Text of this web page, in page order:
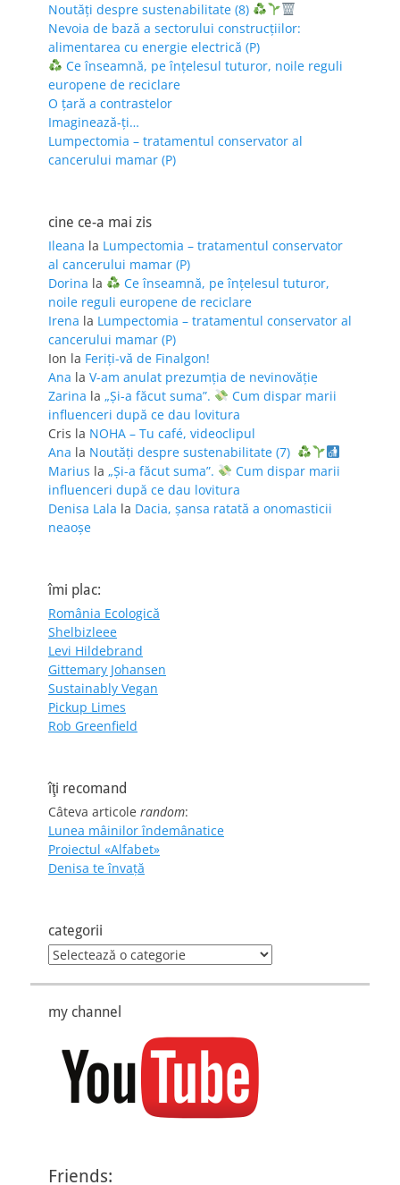
Noutăți despre sustenabilitate (8)
Nevoia de bază a sectorului construcțiilor:
alimentarea cu energie electrică (P)
Ce înseamnă, pe înțelesul tuturor, noile reguli
europene de reciclare
O țară a contrastelor
Imaginează-ți…
Lumpectomia – tratamentul conservator al
cancerului mamar (P)
cine ce-a mai zis
Ileana la Lumpectomia – tratamentul conservator
al cancerului mamar (P)
Dorina la
Ce înseamnă, pe înțelesul tuturor,
noile reguli europene de reciclare
Irena la Lumpectomia – tratamentul conservator al
cancerului mamar (P)
Ion la Feriţi-vă de Finalgon!
Ana la V-am anulat prezumția de nevinovăție
Zarina la „Și-a făcut suma”.
Cum dispar marii
influenceri după ce dau lovitura
Cris la NOHA – Tu café, videoclipul
Ana la Noutăți despre sustenabilitate (7)
Marius la „Și-a făcut suma”.
Cum dispar marii
influenceri după ce dau lovitura
Denisa Lala la Dacia, șansa ratată a onomasticii
neaoșe
îmi plac:
România Ecologică
Shelbizleee
Levi Hildebrand
Gittemary Johansen
Sustainably Vegan
Pickup Limes
Rob Greenfield
îţi recomand
Câteva articole random:
Lunea mâinilor îndemânatice
Proiectul «Alfabet»
Denisa te învaţă
categorii
categorii
my channel
Friends: